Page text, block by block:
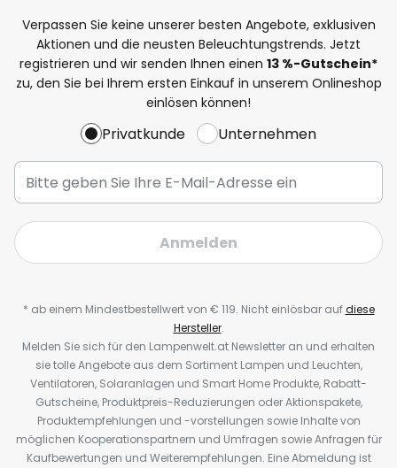
Verpassen Sie keine unserer besten Angebote, exklusiven
Aktionen und die neusten Beleuchtungstrends. Jetzt
registrieren und wir senden Ihnen einen 13 %-Gutschein*
zu, den Sie bei Ihrem ersten Einkauf in unserem Onlineshop
einlösen können!
Privatkunde Unternehmen
Anmelden
* ab einem Mindestbestellwert von € 119. Nicht einlösbar aufdiese
Hersteller.
Melden Sie sich für den Lampenwelt.at Newsletter an und erhalten
sie tolle Angebote aus dem Sortiment Lampen und Leuchten,
Ventilatoren, Solaranlagen und Smart Home Produkte, Rabatt-
Gutscheine, Produktpreis-Reduzierungen oder Aktionspakete,
Produktempfehlungen und -vorstellungen sowie Inhalte von
möglichen Kooperationspartnern und Umfragen sowie Anfragen für
Kaufbewertungen und Weiterempfehlungen. Eine Abmeldung ist